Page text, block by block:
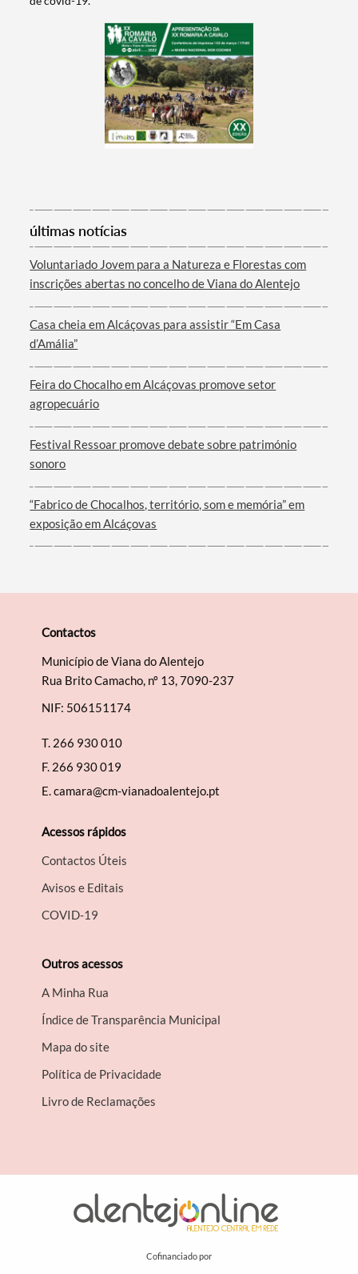
Termo de Pesquisa
Filtros
últimas notícias
Voluntariado Jovem para a Natureza e Florestas com
inscrições abertas no concelho de Viana do Alentejo
Casa cheia em Alcáçovas para assistir “Em Casa
d’Amália”
Feira do Chocalho em Alcáçovas promove setor
agropecuário
Festival Ressoar promove debate sobre património
sonoro
“Fabrico de Chocalhos, território, som e memória” em
exposição em Alcáçovas
Contactos
Município de Viana do Alentejo
Rua Brito Camacho, nº 13, 7090-237
NIF: 506151174
T. 266 930 010
F. 266 930 019
E.camara@cm-vianadoalentejo.pt
Acessos rápidos
Contactos Úteis
Avisos e Editais
COVID-19
Outros acessos
A Minha Rua
Índice de Transparência Municipal
Mapa do site
Política de Privacidade
Livro de Reclamações
Cofinanciado por